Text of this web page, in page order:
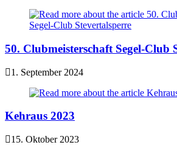
50. Clubmeisterschaft Segel-Club
1. September 2024
Kehraus 2023
15. Oktober 2023